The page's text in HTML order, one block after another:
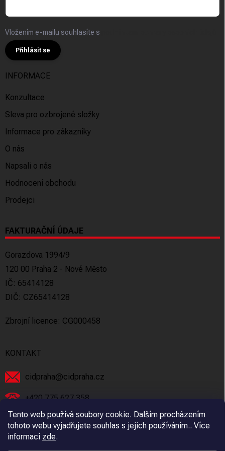
Tento web používá soubory cookie. Dalším procházením
tohoto webu vyjadřujete souhlas s jejich používáním.. Více
informací zde.
Vložením e-mailu souhlasíte s
Přihlásit se
INFORMACE
Konzultace
Sleva pro ozbrojené složky
Informace pro zákazníky
O nás
Napsali o nás
Hodnocení obchodu
Prodejci
FAKTURAČNÍ ÚDAJE
Gorazdova 1994/9
120 00 Praha 2 - Nové Město
IČ: 65414128
DIČ: CZ65414128
Zbrojní licence: CG000458
KONTAKT
cidpraha@cidpraha.cz
+420 775 627 358
Facebook
cidpraha_zbrane